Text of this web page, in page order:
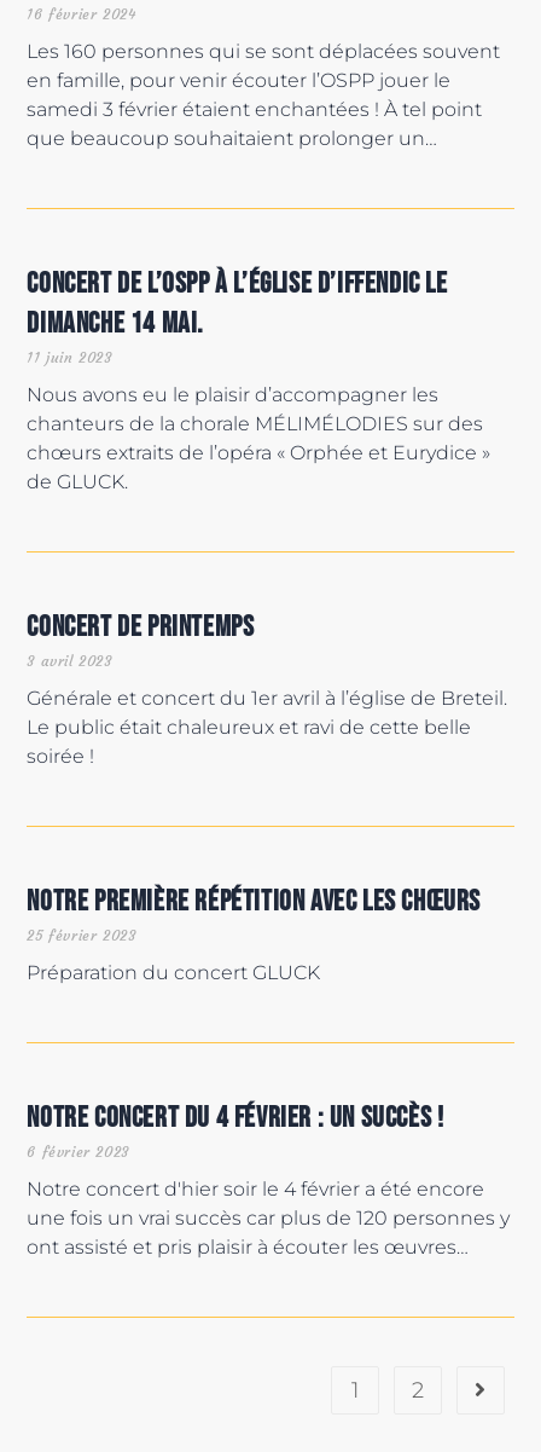
Les 160 personnes qui se sont déplacées souvent
en famille, pour venir écouter l’OSPP jouer le
samedi 3 février étaient enchantées ! À tel point
que beaucoup souhaitaient prolonger un…
16 février 2024
Concert de l’OSPP à l’église d’Iffendic le
dimanche 14 mai.
Nous avons eu le plaisir d’accompagner les
chanteurs de la chorale MÉLIMÉLODIES sur des
chœurs extraits de l’opéra « Orphée et Eurydice »
de GLUCK.
11 juin 2023
Concert de printemps
Générale et concert du 1er avril à l’église de Breteil.
Le public était chaleureux et ravi de cette belle
soirée !
3 avril 2023
Notre première répétition avec les chœurs
Préparation du concert GLUCK
25 février 2023
Notre concert du 4 février : un succès !
Notre concert d'hier soir le 4 février a été encore
une fois un vrai succès car plus de 120 personnes y
ont assisté et pris plaisir à écouter les œuvres…
6 février 2023
1 2